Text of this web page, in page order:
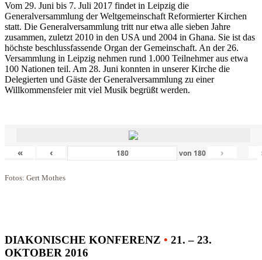
Vom 29. Juni bis 7. Juli 2017 findet in Leipzig die
Generalversammlung der Weltgemeinschaft Reformierter Kirchen
statt. Die Generalversammlung tritt nur etwa alle sieben Jahre
zusammen, zuletzt 2010 in den USA und 2004 in Ghana. Sie ist das
höchste beschlussfassende Organ der Gemeinschaft. An der 26.
Versammlung in Leipzig nehmen rund 1.000 Teilnehmer aus etwa
100 Nationen teil. Am 28. Juni konnten in unserer Kirche die
Delegierten und Gäste der Generalversammlung zu einer
Willkommensfeier mit viel Musik begrüßt werden.
« ‹ von 180 ›
Fotos: Gert Mothes
DIAKONISCHE KONFERENZ • 21. – 23.
OKTOBER 2016